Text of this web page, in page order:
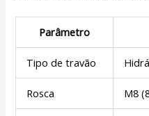
Parâmetro
Tipo de travão
Rosca M8